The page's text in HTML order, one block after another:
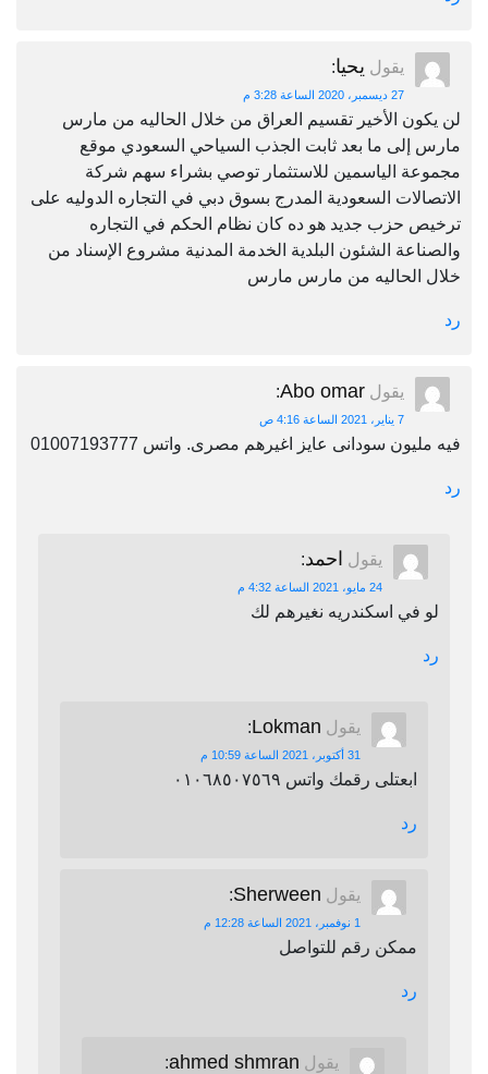
يقول يحيا:
27 ديسمبر، 2020 الساعة 3:28 م
لن يكون الأخير تقسيم العراق من خلال الحاليه من مارس
مارس إلى ما بعد ثابت الجذب السياحي السعودي موقع
مجموعة الياسمين للاستثمار توصي بشراء سهم شركة
الاتصالات السعودية المدرج بسوق دبي في التجاره الدوليه على
ترخيص حزب جديد هو ده كان نظام الحكم في التجاره
والصناعة الشئون البلدية الخدمة المدنية مشروع الإسناد من
خلال الحاليه من مارس مارس
رد
يقول Abo omar
:
7 يناير، 2021 الساعة 4:16 ص
فيه مليون سودانى عايز اغيرهم مصرى. واتس 01007193777
رد
يقول احمد:
24 مايو، 2021 الساعة 4:32 م
لو في اسكندريه نغيرهم لك
رد
يقول Lokman
:
31 أكتوبر، 2021 الساعة 10:59 م
ابعتلى رقمك واتس ٠١٠٦٨٥٠٧٥٦٩
رد
يقول Sherween
:
1 نوفمبر، 2021 الساعة 12:28 م
ممكن رقم للتواصل
رد
يقول ahmed shmran
: